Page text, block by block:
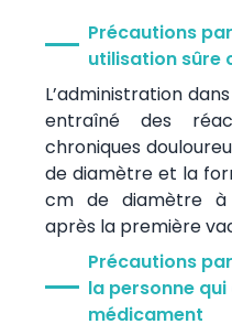
Précautions
utilisation sûre
L’administration
entraîné des
chroniques
de diamètre et la
cm de diamètre à
après la première
Précautions
la personne
médicament